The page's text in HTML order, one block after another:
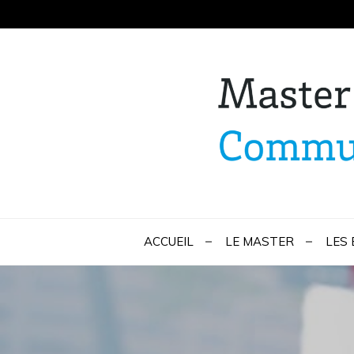
to
Master
ACCUEIL LE MASTER LES